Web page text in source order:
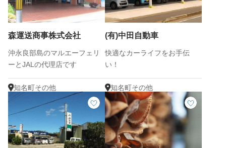
森運送商事株式会社
沖永良部島のマルエーフェリ
ーとJALの代理店です
知名町その他
(有)中田自動車
快適なカーライフをお手伝
い！
知名町その他